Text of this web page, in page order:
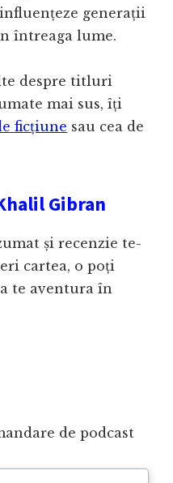
generații
întreaga lume.
despre titluri
mai sus, îți
ficțiune sau cea de
Gibran
și recenzie te-
cartea, o poți
te aventura în
de podcast